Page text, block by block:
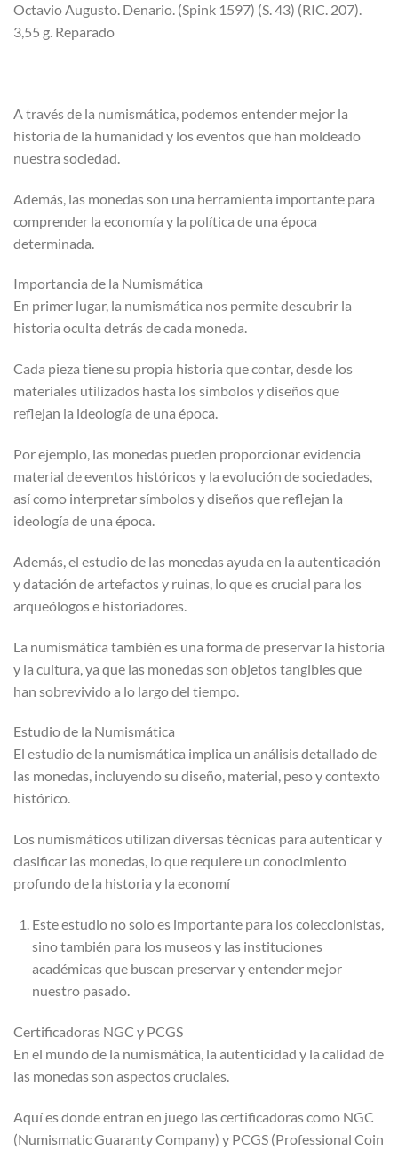
Octavio Augusto. Denario. (Spink 1597) (S. 43) (RIC. 207).
3,55 g. Reparado
A través de la numismática, podemos entender mejor la
historia de la humanidad y los eventos que han moldeado
nuestra sociedad.
Además, las monedas son una herramienta importante para
comprender la economía y la política de una época
determinada.
Importancia de la Numismática
En primer lugar, la numismática nos permite descubrir la
historia oculta detrás de cada moneda.
Cada pieza tiene su propia historia que contar, desde los
materiales utilizados hasta los símbolos y diseños que
reflejan la ideología de una época.
Por ejemplo, las monedas pueden proporcionar evidencia
material de eventos históricos y la evolución de sociedades,
así como interpretar símbolos y diseños que reflejan la
ideología de una época.
Además, el estudio de las monedas ayuda en la autenticación
y datación de artefactos y ruinas, lo que es crucial para los
arqueólogos e historiadores.
La numismática también es una forma de preservar la historia
y la cultura, ya que las monedas son objetos tangibles que
han sobrevivido a lo largo del tiempo.
Estudio de la Numismática
El estudio de la numismática implica un análisis detallado de
las monedas, incluyendo su diseño, material, peso y contexto
histórico.
Los numismáticos utilizan diversas técnicas para autenticar y
clasificar las monedas, lo que requiere un conocimiento
profundo de la historia y la economí
Este estudio no solo es importante para los coleccionistas,
sino también para los museos y las instituciones
académicas que buscan preservar y entender mejor
nuestro pasado.
Certificadoras NGC y PCGS
En el mundo de la numismática, la autenticidad y la calidad de
las monedas son aspectos cruciales.
Aquí es donde entran en juego las certificadoras como NGC
(Numismatic Guaranty Company) y PCGS (Professional Coin